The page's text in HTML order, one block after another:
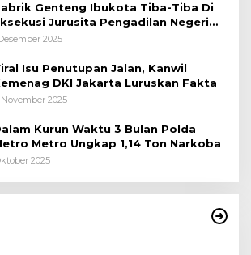
Genteng Ibukota Tiba-Tiba Di
Jurusita Pengadilan Negeri
Diduga Cacat Hukum Sejak
2025
Isu Penutupan Jalan, Kanwil
DKI Jakarta Luruskan Fakta
2025
Kurun Waktu 3 Bulan Polda
Metro Ungkap 1,14 Ton Narkoba
2025